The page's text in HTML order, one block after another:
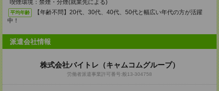
喫煙環境：禁煙・分煙(就業先による)
平均年齢
【年齢不問】20代、30代、40代、50代と幅広い年代の方が活躍
中！
派遣会社情報
株式会社バイトレ（キャムコムグループ）
労働者派遣事業許可番号:般13-304758